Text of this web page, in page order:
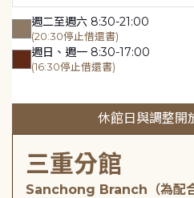
週二至週六 8:30-21:00
(20:30停止借還書)
週日、週一 8:30-17:00
(16:30停止借還書)
休館日與調整開
三重分館
Sanchong Branch（為配